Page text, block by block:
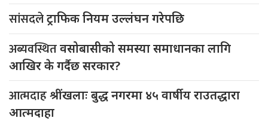
सांसदलेट्राफिक नियम उल्लंघन गरेपछि
अब्यवस्थितवसोबासीको समस्या समाधानका लागि
आखिर के गर्दैछ सरकार?
आत्मदाहश्रींखलाः बुद्ध नगरमा ४५ वार्षीय राउतद्धारा
आत्मदाहा